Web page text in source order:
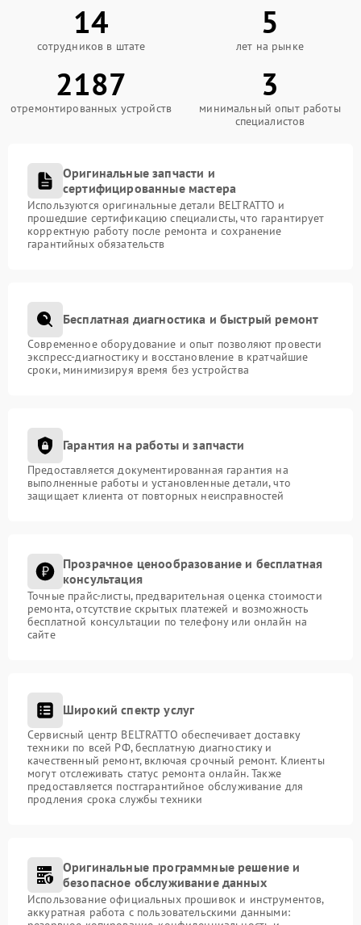
14
сотрудников в штате
5
лет на рынке
2187
отремонтированных устройств
3
минимальный опыт работы
специалистов
Оригинальные запчасти и
сертифицированные мастера
Используются оригинальные детали BELTRATTO и
прошедшие сертификацию специалисты, что гарантирует
корректную работу после ремонта и сохранение
гарантийных обязательств
Бесплатная диагностика и быстрый ремонт
Современное оборудование и опыт позволяют провести
экспресс-диагностику и восстановление в кратчайшие
сроки, минимизируя время без устройства
Гарантия на работы и запчасти
Предоставляется документированная гарантия на
выполненные работы и установленные детали, что
защищает клиента от повторных неисправностей
Прозрачное ценообразование и бесплатная
консультация
Точные прайс-листы, предварительная оценка стоимости
ремонта, отсутствие скрытых платежей и возможность
бесплатной консультации по телефону или онлайн на
сайте
Широкий спектр услуг
Сервисный центр BELTRATTO обеспечивает доставку
техники по всей РФ, бесплатную диагностику и
качественный ремонт, включая срочный ремонт. Клиенты
могут отслеживать статус ремонта онлайн. Также
предоставляется постгарантийное обслуживание для
продления срока службы техники
Оригинальные программные решение и
безопасное обслуживание данных
Использование официальных прошивок и инструментов,
аккуратная работа с пользовательскими данными: